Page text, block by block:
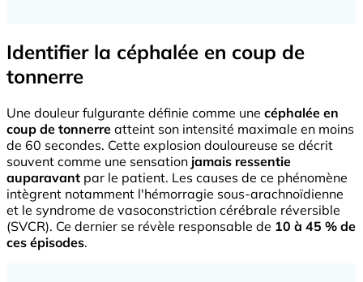
Identifier la céphalée en coup de
tonnerre
Une douleur fulgurante définie comme une céphalée en
coup de tonnerre atteint son intensité maximale en moins
de 60 secondes. Cette explosion douloureuse se décrit
souvent comme une sensation jamais ressentie
auparavant par le patient. Les causes de ce phénomène
intègrent notamment l'hémorragie sous-arachnoïdienne
et le syndrome de vasoconstriction cérébrale réversible
(SVCR). Ce dernier se révèle responsable de 10 à 45 % de
ces épisodes.